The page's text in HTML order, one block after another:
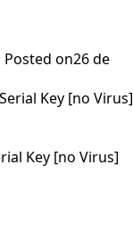
Posted on26 de
Key [no Virus]